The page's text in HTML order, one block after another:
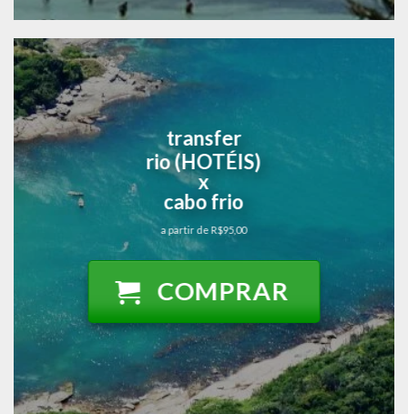
transfer
rio (HOTÉIS)
x
cabo frio
a partir de R$95,00
COMPRAR